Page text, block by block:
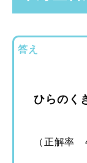
答え
ひらのく
（正解率